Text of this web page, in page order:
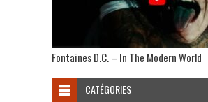
Fontaines D.C. – In The Modern World
CATÉGORIES